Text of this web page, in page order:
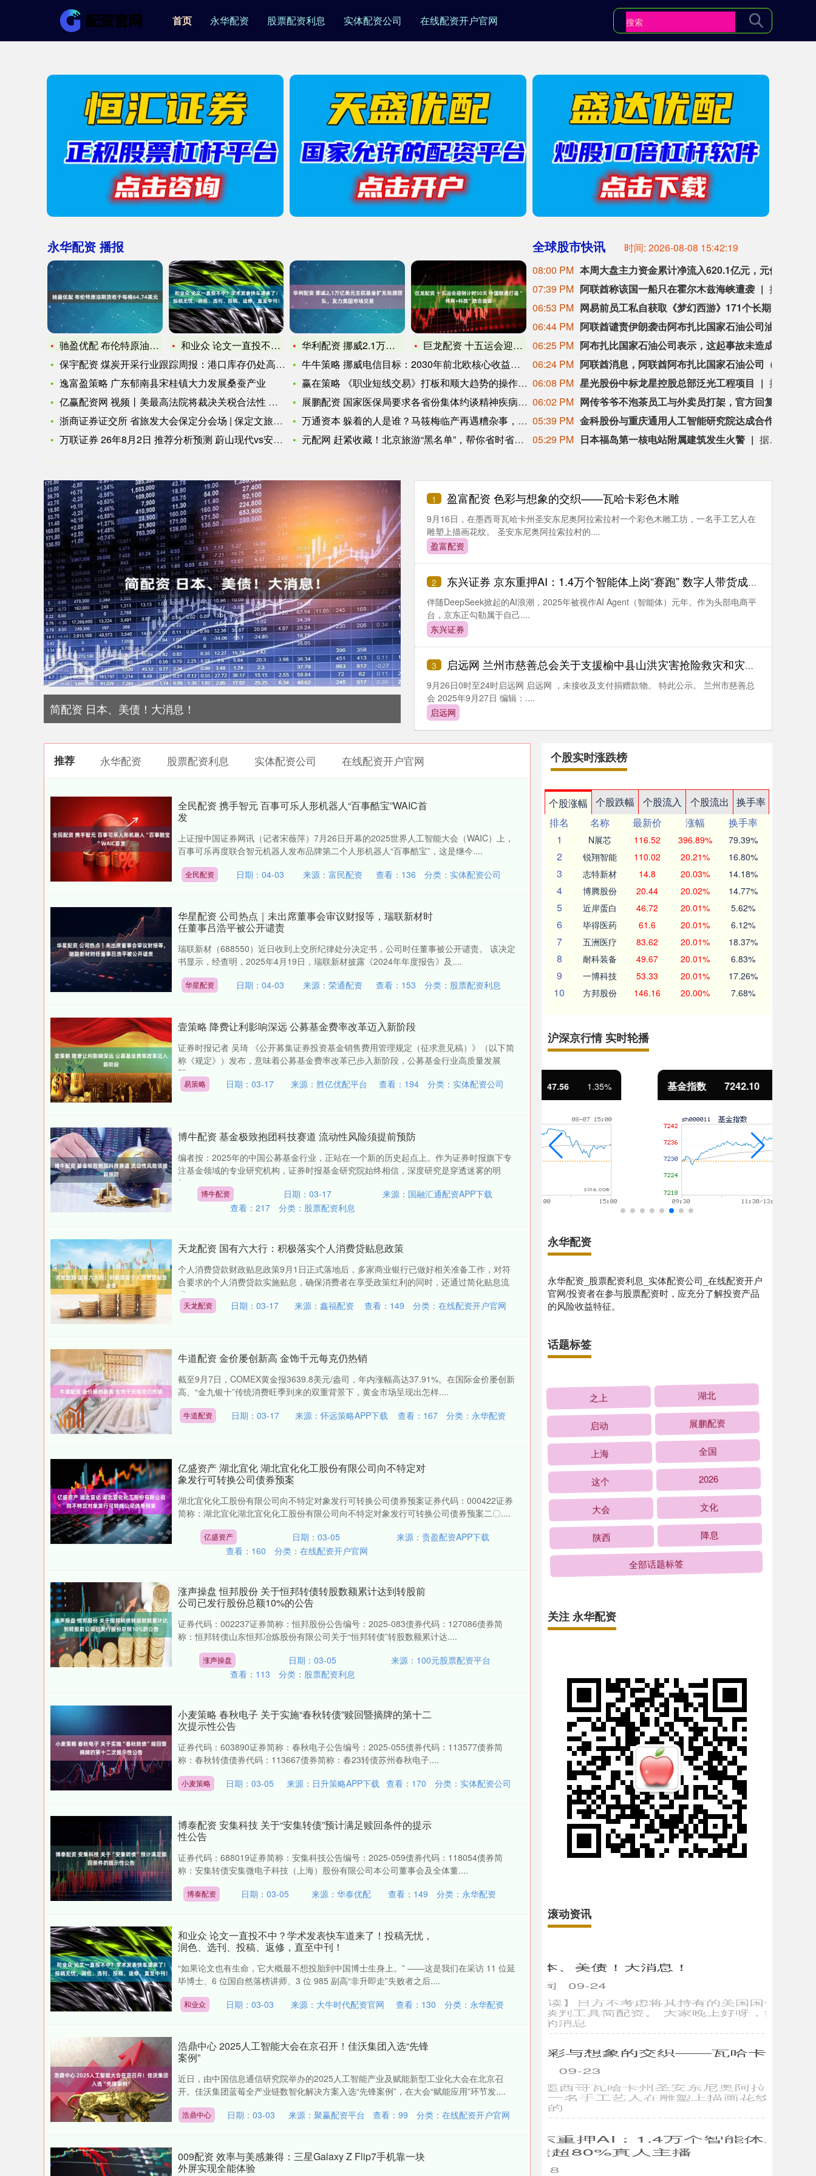
首页 永华配资 股票配资利息 实体配资公司 在线配资开户官网
永华配资 播报
驰盈优配 布伦特原油期货收于每桶64.74美元
和业众 论文一直投不中？学术发表快车道来了！投稿无忧，润色、
保宇配资 煤炭开采行业跟踪周报：港口库存仍处高位，煤价触底震
逸富盈策略 广东郁南县宋桂镇大力发展桑蚕产业
亿赢配资网 视频丨美最高法院将裁决关税合法性 各方有何动作？
浙商证券证交所 省旅发大会保定分会场 | 保定文旅资源清单发
万联证券 26年8月2日 推荐分析预测 蔚山现代vs安养FC
华利配资 挪威2.1万亿美元主权基金扩充能源团队，发力美国市
巨龙配资 十五运会迎倒计时50天 中国联通打造“体育+科技”
牛牛策略 挪威电信目标：2030年前北欧核心收益实现低至中个
赢在策略 《职业短线交易》打板和顺大趋势的操作情况---交易
展鹏配资 国家医保局要求各省份集体约谈精神疾病类医保定点医疗
万通资本 躲着的人是谁？马筱梅临产再遇糟杂事，还殃及到了小玥
元配网 ​赶紧收藏！北京旅游“黑名单”，帮你省时省钱避雷
全球股市快讯 时间: 2026-08-08 15:42:20
08:00 PM
07:39 PM 阿联酋称该国一船只在霍尔木兹海峡遭袭
06:53 PM
网易前员工私自获取《梦幻西游》171个长期未登录的账号权限，4年获利173万元，获刑3年
06:44 PM
06:25 PM
06:24 PM
06:08 PM 星光股份中标龙星控股总部泛光工程项目
06:02 PM
05:39 PM 金科股份与重庆通用人工智能研究院达成合作
05:29 PM 日本福岛第一核电站附属建筑发生火警 据东京电力公司消息，当地时间8日15时35分左右，日本福岛第一核电站5号、6号机组服务建筑3、4层的火灾报警器发生启动。东京电力公司于当天16时01分向双叶消防本部报警。随后，消防部门赶赴现场确认，但未发现明火或冒烟。事件对核电站厂区设备没有造成影响，监测点以及厂区边界的尘埃监测仪等所测得的放射线量也未发现异常。（央视新闻）
简配资 日本、美债！大消息！
1 盈富配资 色彩与想象的交织——瓦哈卡彩色木雕
9月16日，在墨西哥瓦哈卡州圣安东尼奥阿拉索拉村一个彩色木雕工坊，一名手工艺人在
雕塑上描画花纹。 圣安东尼奥阿拉索拉村的....
盈富配资
2 东兴证券 京东重押AI：1.4万个智能体上岗“赛跑” 数字人带货成绩超80%真人主播
伴随DeepSeek掀起的AI浪潮，2025年被视作AI Agent（智能体）元年。作为头部电商平
台，京东正勾勒属于自己....
东兴证券
3 启远网 兰州市慈善总会关于支援榆中县山洪灾害抢险救灾和灾后重建接收捐赠款物及支出公示（四十五）
9月26日0时至24时启远网 启远网 ，未接收及支付捐赠款物。 特此公示。 兰州市慈善总
会 2025年9月27日 编辑：....
启远网
推荐 永华配资 股票配资利息 实体配资公司 在线配资开户官网
全民配资 携手智元 百事可乐人形机器人“百事酷宝”WAIC首
发
上证报中国证券网讯（记者宋薇萍）7月26日开幕的2025世界人工智能大会（WAIC）上，
百事可乐再度联合智元机器人发布品牌第二个人形机器人“百事酷宝”，这是继今....
全民配资 日期：04-03 来源：富民配资 查看： 136 分类： 实体配资公司
华星配资 公司热点｜未出席董事会审议财报等，瑞联新材时
任董事吕浩平被公开谴责
瑞联新材（688550）近日收到上交所纪律处分决定书，公司时任董事被公开谴责。 该决定
书显示，经查明，2025年4月19日，瑞联新材披露《2024年年度报告》及....
华星配资 日期：04-03 来源：荣通配资 查看： 153 分类： 股票配资利息
壹策略 降费让利影响深远 公募基金费率改革迈入新阶段
证券时报记者 吴琦 《公开募集证券投资基金销售费用管理规定（征求意见稿）》（以下简
称《规定》）发布，意味着公募基金费率改革已步入新阶段，公募基金行业高质量发展
即....
易策略 日期：03-17 来源：胜亿优配平台 查看： 194 分类： 实体配资公司
博牛配资 基金极致抱团科技赛道 流动性风险须提前预防
编者按：2025年的中国公募基金行业，正站在一个新的历史起点上。作为证券时报旗下专
注基金领域的专业研究机构，证券时报基金研究院始终相信，深度研究是穿透迷雾的明
灯....
博牛配资 日期：03-17
来源：国融汇通配资APP下载
查看： 217 分类： 股票配资利息
天龙配资 国有六大行：积极落实个人消费贷贴息政策
个人消费贷款财政贴息政策9月1日正式落地后，多家商业银行已做好相关准备工作，对符
合要求的个人消费贷款实施贴息，确保消费者在享受政策红利的同时，还通过简化贴息流
程....
天龙配资 日期：03-17 来源：鑫福配资 查看： 149 分类： 在线配资开户官网
牛道配资 金价屡创新高 金饰千元每克仍热销
截至9月7日，COMEX黄金报3639.8美元/盎司，年内涨幅高达37.91%。在国际金价屡创新
高、“金九银十”传统消费旺季到来的双重背景下，黄金市场呈现出怎样....
牛道配资 日期：03-17 来源：怀远策略APP下载 查看： 167 分类： 永华配资
亿盛资产 湖北宜化 湖北宜化化工股份有限公司向不特定对
象发行可转换公司债券预案
湖北宜化化工股份有限公司向不特定对象发行可转换公司债券预案证券代码：000422证券
简称：湖北宜化湖北宜化化工股份有限公司向不特定对象发行可转换公司债券预案二〇....
亿盛资产 日期：03-05
来源：贵盈配资APP下载
查看： 160 分类： 在线配资开户官网
涨声操盘 恒邦股份 关于恒邦转债转股数额累计达到转股前
公司已发行股份总额10%的公告
证券代码：002237证券简称：恒邦股份公告编号：2025-083债券代码：127086债券简
称：恒邦转债山东恒邦冶炼股份有限公司关于“恒邦转债”转股数额累计达....
涨声操盘 日期：03-05
来源：100元股票配资平台
查看： 113 分类： 股票配资利息
小麦策略 春秋电子 关于实施“春秋转债”赎回暨摘牌的第十二
次提示性公告
证券代码：603890证券简称：春秋电子公告编号：2025-055债券代码：113577债券简
称：春秋转债债券代码：113667债券简称：春23转债苏州春秋电子....
小麦策略 日期：03-05 来源：日升策略APP下载 查看： 170 分类： 实体配资公司
博泰配资 安集科技 关于“安集转债”预计满足赎回条件的提示
性公告
证券代码：688019证券简称：安集科技公告编号：2025-059债券代码：118054债券简
称：安集转债安集微电子科技（上海）股份有限公司本公司董事会及全体董....
博泰配资 日期：03-05 来源：华泰优配 查看： 149 分类： 永华配资
和业众 论文一直投不中？学术发表快车道来了！投稿无忧，
润色、选刊、投稿、返修，直至中刊！
“如果论文也有生命，它大概最不想投胎到中国博士生身上。” ——这是我们在采访 11 位延
毕博士、6 位国自然落榜讲师、3 位 985 副高“非升即走”失败者之后....
和业众 日期：03-03 来源：大牛时代配资官网 查看： 130 分类： 永华配资
浩鼎中心 2025人工智能大会在京召开！佳沃集团入选“先锋
案例”
近日，由中国信息通信研究院举办的2025人工智能产业及赋能新型工业化大会在北京召
开。佳沃集团蓝莓全产业链数智化解决方案入选“先锋案例”，在大会“赋能应用”环节发....
浩鼎中心 日期：03-03 来源：聚赢配资平台 查看： 99 分类： 在线配资开户官网
009配资 效率与美感兼得：三星Galaxy Z Flip7手机靠一块
外屏实现全能体验
个股实时涨跌榜
个股涨幅 个股跌幅 个股流入 个股流出
换手率
排名
名称 最新价 涨幅
换手率
1
N展芯 116.52 396.89% 79.39%
2 锐翔智能 110.02 20.21% 16.80%
3 志特新材 14.8 20.03% 14.18%
4 博腾股份 20.44 20.02% 14.77%
5 近岸蛋白 46.72 20.01% 5.62%
6 毕得医药 61.6 20.01% 6.12%
7 五洲医疗 83.62 20.01% 18.37%
8 耐科装备 49.67 20.01% 6.83%
9 一博科技 53.33 20.01% 17.26%
10 方邦股份 146.16 20.00% 7.68%
沪深京行情 实时轮播
0.93% 北证50 1134.24 11.37 1.01% 创业板指 3563.12 47.56 1.35% 基金指数 12.30 0.17%
永华配资
永华配资_股票配资利息_实体配资公司_在线配资开户
官网/投资者在参与股票配资时，应充分了解投资产品
的风险收益特征。
话题标签
之上 湖北
启动 展鹏配资
上海 全国
这个 2026
大会 文化
陕西 降息
全部话题标签
关注 永华配资
滚动资讯
简配资 日本、美债！大消息！
实体配资公司 09-24
简配资 【导读】日方不考虑将其持有的美国国债作为对抗
美国关税的谈判工具简配资。 大家晚上好呀，简单看一则
日本跟美债的消息
盈富配资 色彩与想象的交织——瓦哈卡彩色木雕
股票配资利息
9月16日，在墨西哥瓦哈卡州圣安东尼奥阿拉索拉村一个彩
色木雕工坊，一名手工艺人在雕塑上描画花纹。 圣安东尼
奥阿拉索拉村的
东兴证券 京东重押AI：1.4万个智能体上岗“赛跑” 数
字人带货成绩超80%真人主播
永华配资